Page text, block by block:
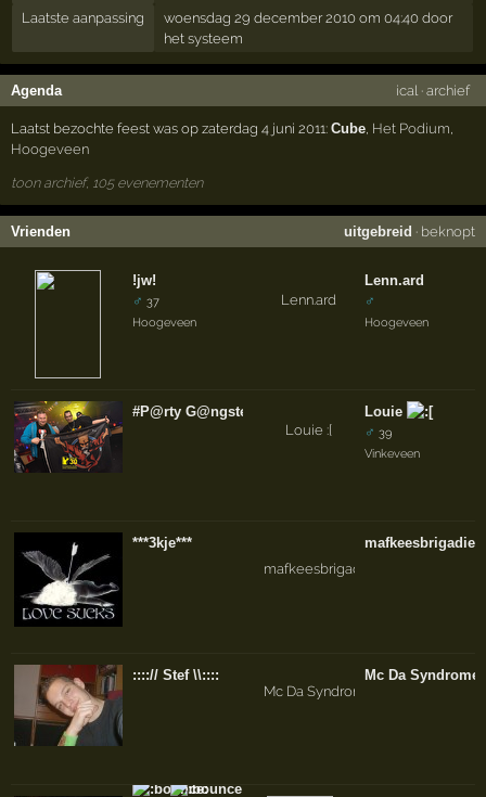
Laatste aanpassing
woensdag 29 december 2010 om 04:40 door
het systeem
Agenda ical· archief
Laatst bezochte feest was op zaterdag 4 juni 2011:Cube Het Podium
Hoogeveen
toon archief, 105 evenementen
Vrienden uitgebreid · beknopt
!jw!
♂ 37
Hoogeveen
#P@rty G@ngster
***3kje***
::::// Stef \\::::
Lenn.ard
♂
Hoogeveen
Louie
♂ 39
Vinkeveen
mafkeesbrigadier
Mc Da Syndrome